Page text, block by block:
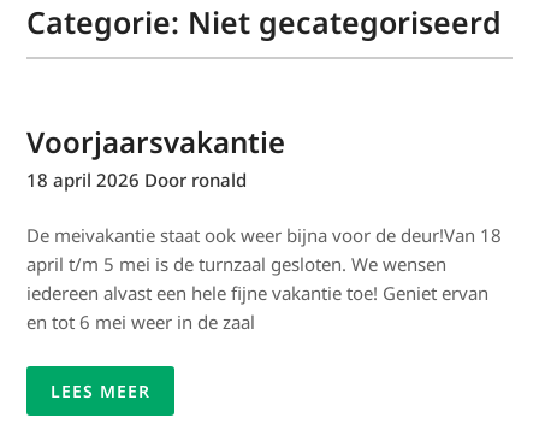
Categorie: Niet gecategoriseerd
Voorjaarsvakantie
18 april 2026 Door ronald
De meivakantie staat ook weer bijna voor de deur!Van 18
april t/m 5 mei is de turnzaal gesloten. We wensen
iedereen alvast een hele fijne vakantie toe! Geniet ervan
en tot 6 mei weer in de zaal
LEES MEER